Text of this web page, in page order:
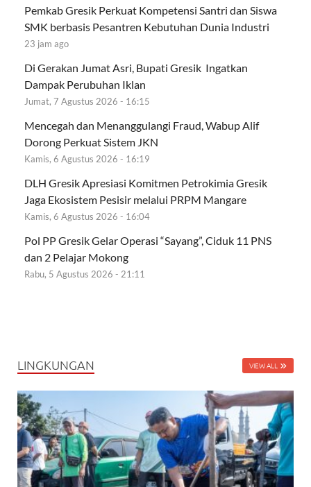
Pemkab Gresik Perkuat Kompetensi Santri dan Siswa
SMK berbasis Pesantren Kebutuhan Dunia Industri
23 jam ago
Di Gerakan Jumat Asri, Bupati Gresik Ingatkan
Dampak Perubuhan Iklan
Jumat, 7 Agustus 2026 - 16:15
Mencegah dan Menanggulangi Fraud, Wabup Alif
Dorong Perkuat Sistem JKN
Kamis, 6 Agustus 2026 - 16:19
DLH Gresik Apresiasi Komitmen Petrokimia Gresik
Jaga Ekosistem Pesisir melalui PRPM Mangare
Kamis, 6 Agustus 2026 - 16:04
Pol PP Gresik Gelar Operasi “Sayang”, Ciduk 11 PNS
dan 2 Pelajar Mokong
Rabu, 5 Agustus 2026 - 21:11
LINGKUNGAN VIEW ALL